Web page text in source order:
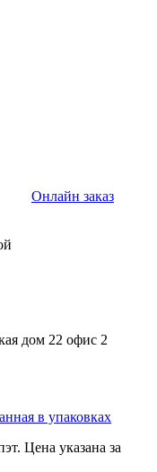
Онлайн заказ
дом 22 офис 2
в упаковках
Цена указана за